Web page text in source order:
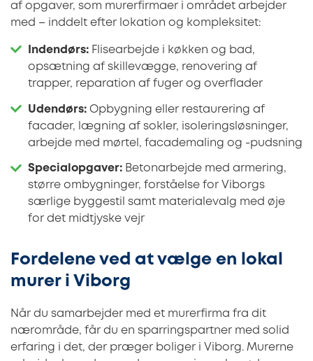
af opgaver, som murerfirmaer i området arbejder
med – inddelt efter lokation og kompleksitet:
Indendørs: Flisearbejde i køkken og bad,
opsætning af skillevægge, renovering af
trapper, reparation af fuger og overflader
Udendørs: Opbygning eller restaurering af
facader, lægning af sokler, isoleringsløsninger,
arbejde med mørtel, facademaling og -pudsning
Specialopgaver: Betonarbejde med armering,
større ombygninger, forståelse for Viborgs
særlige byggestil samt materialevalg med øje
for det midtjyske vejr
Fordelene ved at vælge en lokal
murer i Viborg
Når du samarbejder med et murerfirma fra dit
nærområde, får du en sparringspartner med solid
erfaring i det, der præger boliger i Viborg. Murerne